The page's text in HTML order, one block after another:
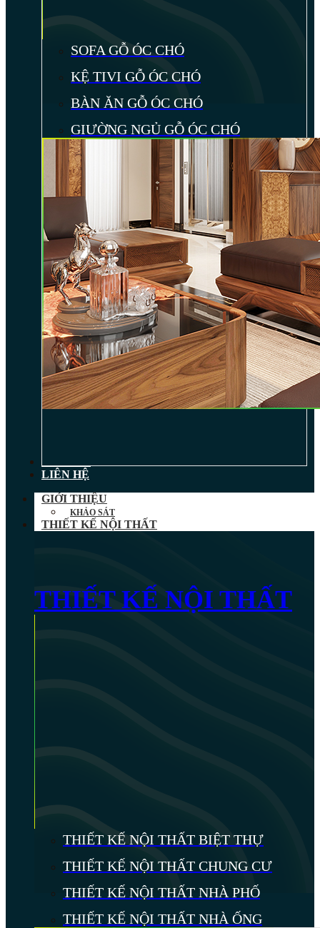
SOFA GỖ ÓC CHÓ
KỆ TIVI GỖ ÓC CHÓ
BÀN ĂN GỖ ÓC CHÓ
GIƯỜNG NGỦ GỖ ÓC CHÓ
LIÊN HỆ
GIỚI THIỆU
KHẢO SÁT
THIẾT KẾ NỘI THẤT
THIẾT KẾ NỘI THẤT
THIẾT KẾ NỘI THẤT BIỆT THỰ
THIẾT KẾ NỘI THẤT CHUNG CƯ
THIẾT KẾ NỘI THẤT NHÀ PHỐ
THIẾT KẾ NỘI THẤT NHÀ ỐNG